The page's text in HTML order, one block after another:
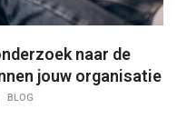
naar de
jouw organisatie
BLOG